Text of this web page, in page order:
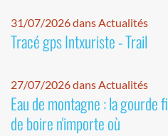
31/07/2026 dans Actualités
Tracé gps Intxuriste - Trail
27/07/2026 dans Actualités
Eau de montagne : la gourde
de boire n'importe où